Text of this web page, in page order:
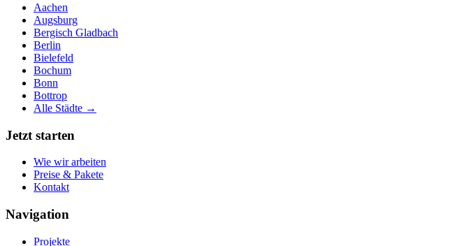
Aachen
Augsburg
Bergisch Gladbach
Berlin
Bielefeld
Bochum
Bonn
Bottrop
Alle Städte →
Jetzt starten
Wie wir arbeiten
Preise & Pakete
Kontakt
Navigation
Projekte